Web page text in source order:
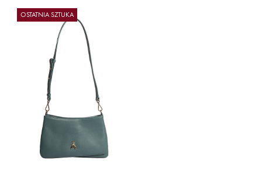
OSTATNIA SZTUKA